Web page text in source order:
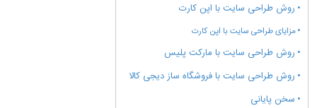
روش طراحی سایت با اپن کارت
مزایای طراحی سایت با اپن کارت
روش طراحی سایت با مارکت پلیس
روش طراحی سایت با فروشگاه ساز دیجی کالا
سخن پایانی